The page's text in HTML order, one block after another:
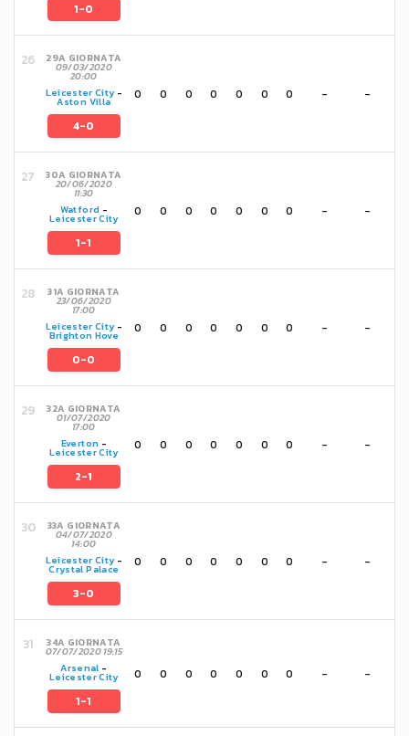
1-0
29A GIORNATA
09/03/2020
20:00
Leicester City-
Aston Villa
4-0
0 0 0 0 0 0 0 - -
30A GIORNATA
20/06/2020
11:30
Watford -
Leicester City
1-1
0 0 0 0 0 0 0 - -
31A GIORNATA
23/06/2020
17:00
Leicester City-
Brighton Hove
0-0
0 0 0 0 0 0 0 - -
32A GIORNATA
01/07/2020
17:00
Everton -
Leicester City
2-1
0 0 0 0 0 0 0 - -
33A GIORNATA
04/07/2020
14:00
Leicester City-
Crystal Palace
3-0
0 0 0 0 0 0 0 - -
34A GIORNATA
07/07/2020 19:15
Arsenal -
Leicester City
1-1
0 0 0 0 0 0 0 - -